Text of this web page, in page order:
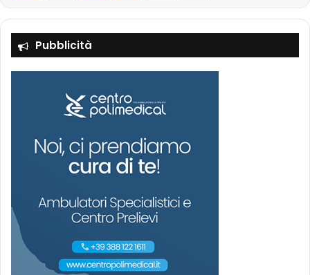
Pubblicità